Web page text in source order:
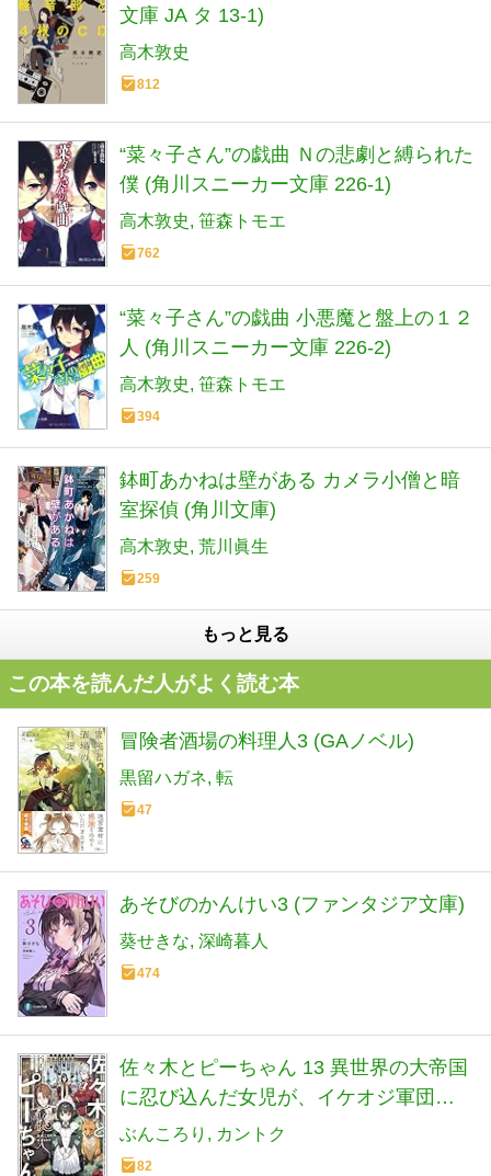
文庫 JA タ 13-1)
高木敦史
812
“菜々子さん”の戯曲 Ｎの悲劇と縛られた
僕 (角川スニーカー文庫 226-1)
高木敦史 笹森トモエ
762
“菜々子さん”の戯曲 小悪魔と盤上の１２
人 (角川スニーカー文庫 226-2)
高木敦史 笹森トモエ
394
鉢町あかねは壁がある カメラ小僧と暗
室探偵 (角川文庫)
高木敦史 荒川眞生
259
もっと見る
この本を読んだ人がよく読む本
冒険者酒場の料理人3 (GAノベル)
黒留ハガネ 転
47
あそびのかんけい3 (ファンタジア文庫)
葵せきな 深崎暮人
474
佐々木とピーちゃん 13 異世界の大帝国
に忍び込んだ女児が、イケオジ軍団を
踏み台にして権謀術数 ~王宮侍女モノ、
逆ハー溺愛ファンタジーRTA!~
ぶんころり カントク
82